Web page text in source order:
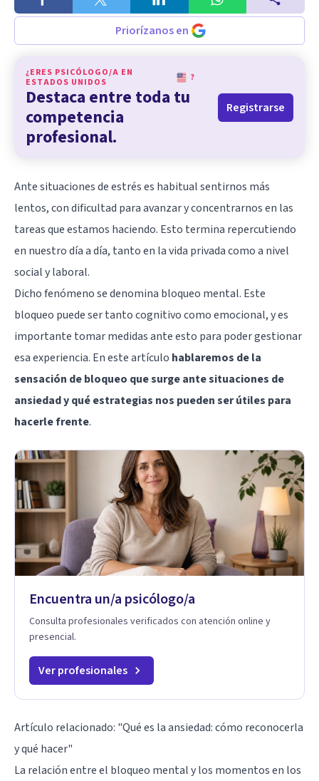
Priorízanos en
¿ERES PSICÓLOGO/A EN
ESTADOS UNIDOS
?
Destaca entre toda tu
competencia
profesional.
Registrarse
Ante situaciones de estrés es habitual sentirnos más
lentos, con dificultad para avanzar y concentrarnos en las
tareas que estamos haciendo. Esto termina repercutiendo
en nuestro día a día, tanto en la vida privada como a nivel
social y laboral.
Dicho fenómeno se denomina bloqueo mental. Este
bloqueo puede ser tanto cognitivo como emocional, y es
importante tomar medidas ante esto para poder gestionar
esa experiencia. En este artículo hablaremos de la
sensación de bloqueo que surge ante situaciones de
ansiedad y qué estrategias nos pueden ser útiles para
hacerle frente.
Encuentra un/a psicólogo/a
Consulta profesionales verificados con atención online y
presencial.
Ver profesionales
Artículo relacionado: "Qué es la ansiedad: cómo reconocerla
y qué hacer"
La relación entre el bloqueo mental y los momentos en los